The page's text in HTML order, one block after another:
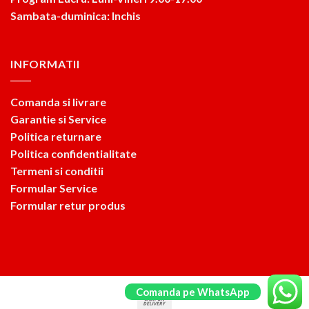
Sambata-duminica: Inchis
INFORMATII
Comanda si livrare
Garantie si Service
Politica returnare
Politica confidentialitate
Termeni si conditii
Formular Service
Formular retur produs
Comanda pe WhatsApp